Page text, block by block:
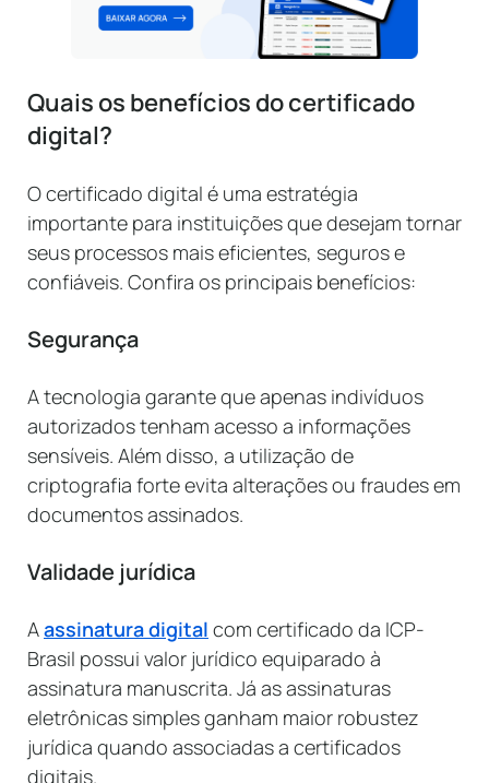
Quais os benefícios do certificado
digital?
O certificado digital é uma estratégia
importante para instituições que desejam tornar
seus processos mais eficientes, seguros e
confiáveis. Confira os principais benefícios:
Segurança
A tecnologia garante que apenas indivíduos
autorizados tenham acesso a informações
sensíveis. Além disso, a utilização de
criptografia forte evita alterações ou fraudes em
documentos assinados.
Validade jurídica
Aassinatura digital com certificado da ICP-
Brasil possui valor jurídico equiparado à
assinatura manuscrita. Já as assinaturas
eletrônicas simples ganham maior robustez
jurídica quando associadas a certificados
digitais.